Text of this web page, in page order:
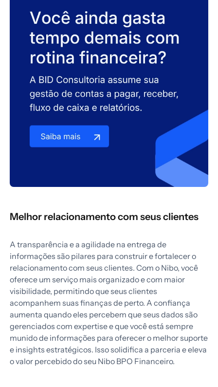
Melhor relacionamento com seus clientes
A transparência e a agilidade na entrega de
informações são pilares para construir e fortalecer o
relacionamento com seus clientes. Com o Nibo, você
oferece um serviço mais organizado e com maior
visibilidade, permitindo que seus clientes
acompanhem suas finanças de perto. A confiança
aumenta quando eles percebem que seus dados são
gerenciados com expertise e que você está sempre
munido de informações para oferecer o melhor suporte
e insights estratégicos. Isso solidifica a parceria e eleva
o valor percebido do seu Nibo BPO Financeiro.